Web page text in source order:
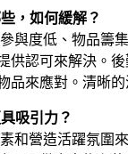
，如何緩解？
與度低、物品籌
供認可來解決。
品來應對。清晰
吸引力？
和營造活躍氛圍